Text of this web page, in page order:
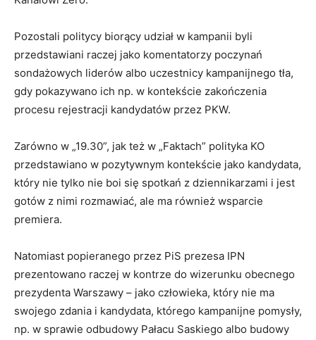
Pozostali politycy biorący udział w kampanii byli
przedstawiani raczej jako komentatorzy poczynań
sondażowych liderów albo uczestnicy kampanijnego tła,
gdy pokazywano ich np. w kontekście zakończenia
procesu rejestracji kandydatów przez PKW.
Zarówno w „19.30”, jak też w „Faktach” polityka KO
przedstawiano w pozytywnym kontekście jako kandydata,
który nie tylko nie boi się spotkań z dziennikarzami i jest
gotów z nimi rozmawiać, ale ma również wsparcie
premiera.
Natomiast popieranego przez PiS prezesa IPN
prezentowano raczej w kontrze do wizerunku obecnego
prezydenta Warszawy – jako człowieka, który nie ma
swojego zdania i kandydata, którego kampanijne pomysły,
np. w sprawie odbudowy Pałacu Saskiego albo budowy